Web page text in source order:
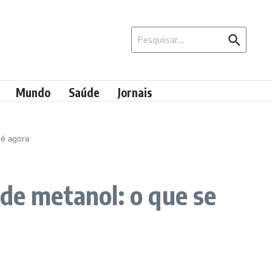
Mundo Saúde Jornais
agora
metanol: o que se